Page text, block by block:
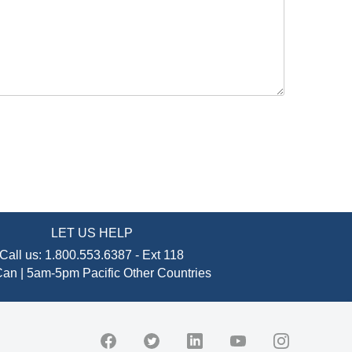
LET US HELP
Call us: 1.800.553.6387 - Ext 118
| 5am-5pm Pacific Other Countries